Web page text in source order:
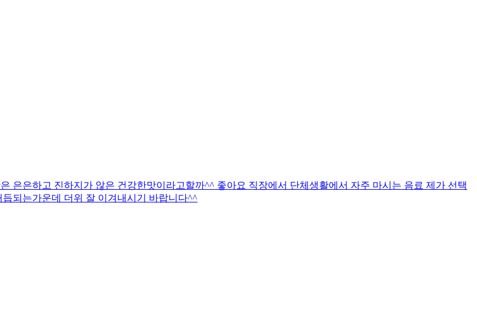
은은하고 진하지가 않은 건강한맛이라고할까^^ 좋아요 직장에서 단체생활에서 자주 마시는 음료 제가 선택
되는가운데 더위 잘 이겨내시기 바랍니다^^